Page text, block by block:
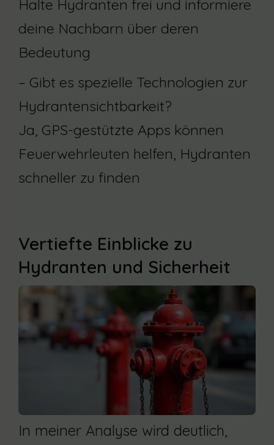
Halte Hydranten frei und informiere
deine Nachbarn über deren
Bedeutung
– Gibt es spezielle Technologien zur
Hydrantensichtbarkeit?
Ja, GPS-gestützte Apps können
Feuerwehrleuten helfen, Hydranten
schneller zu finden
Vertiefte Einblicke zu
Hydranten und Sicherheit
In meiner Analyse wird deutlich,